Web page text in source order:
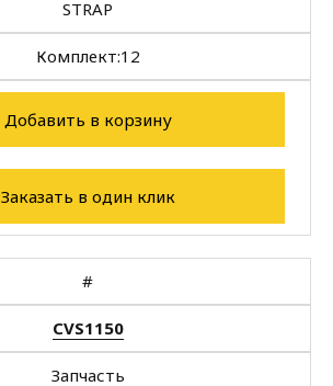
STRAP
Комплект:12
Добавить в корзину
Заказать в один клик
#
CVS1150
Запчасть